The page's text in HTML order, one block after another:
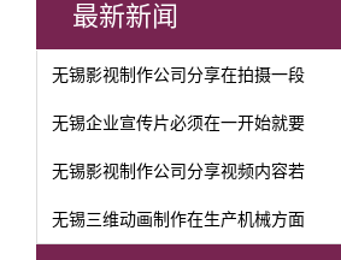
最新新闻
无锡影视制作公司分享在拍摄一段
无锡企业宣传片必须在一开始就要
无锡影视制作公司分享视频内容若
无锡三维动画制作在生产机械方面